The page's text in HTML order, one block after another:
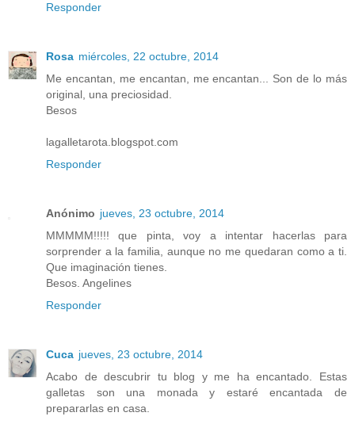
Responder
Rosa miércoles, 22 octubre, 2014
Me encantan, me encantan, me encantan... Son de lo más
original, una preciosidad.
Besos
lagalletarota.blogspot.com
Responder
Anónimo jueves, 23 octubre, 2014
MMMMM!!!!! que pinta, voy a intentar hacerlas para
sorprender a la familia, aunque no me quedaran como a ti.
Que imaginación tienes.
Besos. Angelines
Responder
Cuca jueves, 23 octubre, 2014
Acabo de descubrir tu blog y me ha encantado. Estas
galletas son una monada y estaré encantada de
prepararlas en casa.